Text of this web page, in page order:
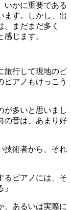
いかに重要である
ます。しかし、出
まだまだ多く
じます。
旅行して現地のピ
ピアノもけっこう
が多いと思いまし
の音は、あまり好
技術者から、それ
るピアノには、そ
、あるいは実際に